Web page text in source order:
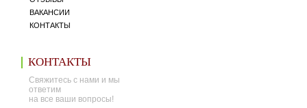
ВАКАНСИИ
КОНТАКТЫ
КОНТАКТЫ
Свяжитесь с нами и мы
ответим
на все ваши вопросы!